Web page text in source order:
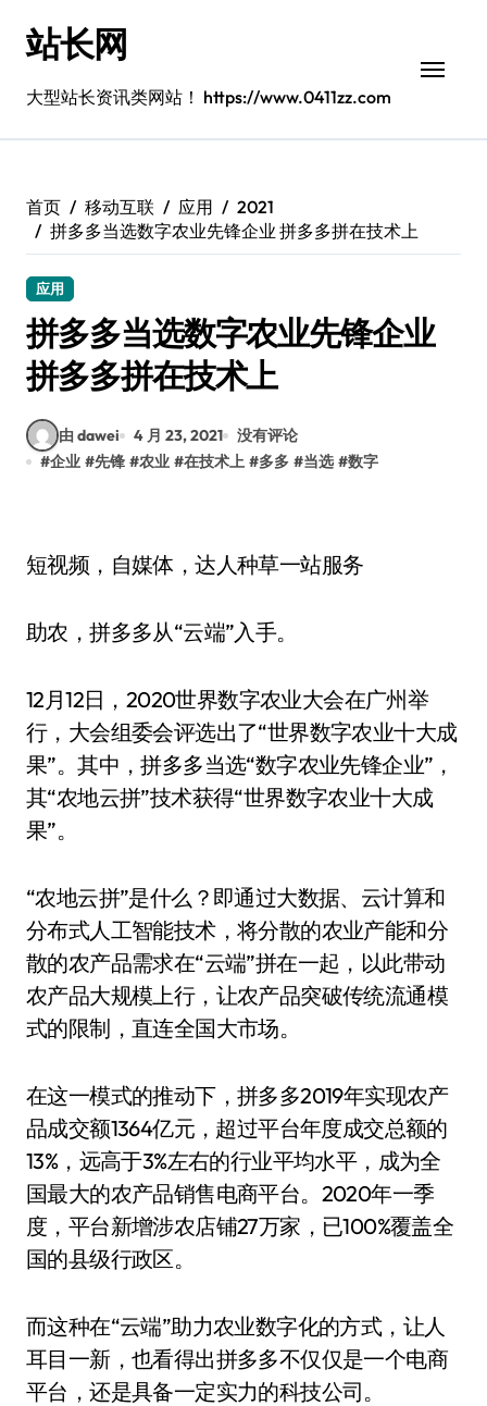
站长网
大型站长资讯类网站！ https://www.0411zz.com
首页 移动互联 应用
2021
拼多多当选数字农业先锋企业 拼多多拼在技术上
应用
拼多多当选数字农业先锋企业
拼多多拼在技术上
由 dawei 4 月 23, 2021
没有评论
#企业 #先锋 #农业 #在技术上 #多多 #当选 #数字
短视频，自媒体，达人种草一站服务
助农，拼多多从“云端”入手。
12月12日，2020世界数字农业大会在广州举
行，大会组委会评选出了“世界数字农业十大成
果”。其中，拼多多当选“数字农业先锋企业”，
其“农地云拼”技术获得“世界数字农业十大成
果”。
“农地云拼”是什么？即通过大数据、云计算和
分布式人工智能技术，将分散的农业产能和分
散的农产品需求在“云端”拼在一起，以此带动
农产品大规模上行，让农产品突破传统流通模
式的限制，直连全国大市场。
在这一模式的推动下，拼多多2019年实现农产
品成交额1364亿元，超过平台年度成交总额的
13%，远高于3%左右的行业平均水平，成为全
国最大的农产品销售电商平台。2020年一季
度，平台新增涉农店铺27万家，已100%覆盖全
国的县级行政区。
而这种在“云端”助力农业数字化的方式，让人
耳目一新，也看得出拼多多不仅仅是一个电商
平台，还是具备一定实力的科技公司。